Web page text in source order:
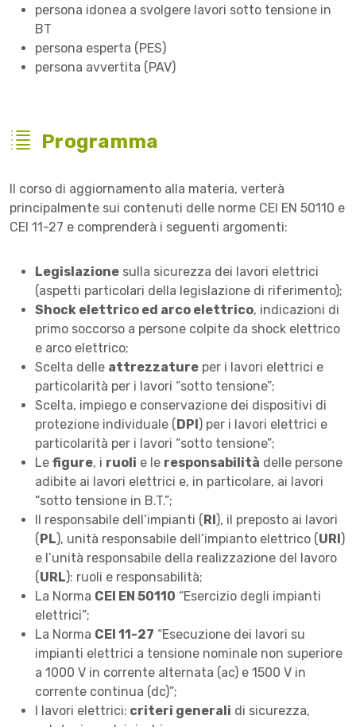
persona idonea a svolgere lavori sotto tensione in
BT
persona esperta (PES)
persona avvertita (PAV)
Programma
Il corso di aggiornamento alla materia, verterà
principalmente sui contenuti delle norme CEI EN 50110 e
CEI 11-27 e comprenderà i seguenti argomenti:
Legislazione sulla sicurezza dei lavori elettrici
(aspetti particolari della legislazione di riferimento);
Shock elettrico ed arco elettrico, indicazioni di
primo soccorso a persone colpite da shock elettrico
e arco elettrico;
Scelta delle attrezzature per i lavori elettrici e
particolarità per i lavori “sotto tensione”;
Scelta, impiego e conservazione dei dispositivi di
protezione individuale (DPI) per i lavori elettrici e
particolarità per i lavori “sotto tensione”;
Le figure, i ruoli e le responsabilità delle persone
adibite ai lavori elettrici e, in particolare, ai lavori
“sotto tensione in B.T.”;
Il responsabile dell’impianti (RI), il preposto ai lavori
(PL), unità responsabile dell’impianto elettrico (URI)
e l’unità responsabile della realizzazione del lavoro
(URL): ruoli e responsabilità;
La Norma CEI EN 50110 “Esercizio degli impianti
elettrici”;
La Norma CEI 11-27 “Esecuzione dei lavori su
impianti elettrici a tensione nominale non superiore
a 1000 V in corrente alternata (ac) e 1500 V in
corrente continua (dc)”;
I lavori elettrici: criteri generali di sicurezza,